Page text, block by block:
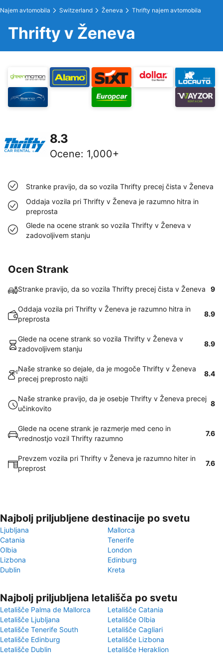
Najem avtomobila Switzerland Ženeva Thrifty najem avtomobila
Thrifty v Ženeva
8.3
Ocene: 1,000+
Stranke pravijo, da so vozila Thrifty precej čista v Ženeva
Oddaja vozila pri Thrifty v Ženeva je razumno hitra in
preprosta
Glede na ocene strank so vozila Thrifty v Ženeva v
zadovoljivem stanju
Ocen Strank
Stranke pravijo, da so vozila Thrifty precej čista v Ženeva 9
Oddaja vozila pri Thrifty v Ženeva je razumno hitra in
preprosta
8.9
Glede na ocene strank so vozila Thrifty v Ženeva v
zadovoljivem stanju
8.9
Naše stranke so dejale, da je mogoče Thrifty v Ženeva
precej preprosto najti
8.4
Naše stranke pravijo, da je osebje Thrifty v Ženeva precej
učinkovito
8
Glede na ocene strank je razmerje med ceno in
vrednostjo vozil Thrifty razumno
7.6
Prevzem vozila pri Thrifty v Ženeva je razumno hiter in
preprost
7.6
Najbolj priljubljene destinacije po svetu
Ljubljana
Mallorca
Catania
Tenerife
Olbia
London
Lizbona
Edinburg
Dublin
Kreta
Najbolj priljubljena letališča po svetu
Letališče Palma de Mallorca
Letališče Catania
Letališče Ljubljana
Letališče Olbia
Letališče Tenerife South
Letališče Cagliari
Letališče Edinburg
Letališče Lizbona
Letališče Dublin
Letališče Heraklion